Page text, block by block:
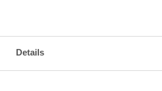
Details